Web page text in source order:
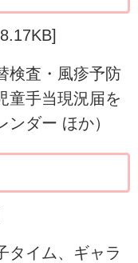
検査・風疹予防
童手当現況届を
ダー ほか）
タイム、ギャラ